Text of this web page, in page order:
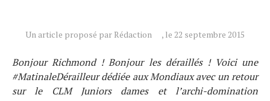
Un article proposé par Rédaction , le 22 septembre 2015
Bonjour Richmond ! Bonjour les déraillés ! Voici une
#MatinaleDérailleur dédiée aux Mondiaux avec un retour
sur le CLM Juniors dames et l’archi-domination